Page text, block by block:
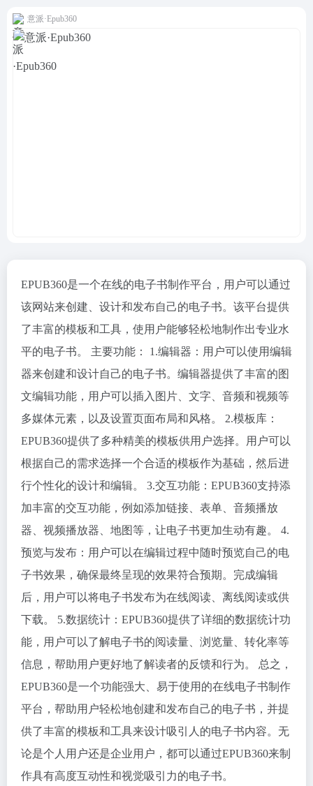
意派·Epub360
EPUB360是一个在线的电子书制作平台，用户可以通过
该网站来创建、设计和发布自己的电子书。该平台提供
了丰富的模板和工具，使用户能够轻松地制作出专业水
平的电子书。 主要功能： 1.编辑器：用户可以使用编辑
器来创建和设计自己的电子书。编辑器提供了丰富的图
文编辑功能，用户可以插入图片、文字、音频和视频等
多媒体元素，以及设置页面布局和风格。 2.模板库：
EPUB360提供了多种精美的模板供用户选择。用户可以
根据自己的需求选择一个合适的模板作为基础，然后进
行个性化的设计和编辑。 3.交互功能：EPUB360支持添
加丰富的交互功能，例如添加链接、表单、音频播放
器、视频播放器、地图等，让电子书更加生动有趣。 4.
预览与发布：用户可以在编辑过程中随时预览自己的电
子书效果，确保最终呈现的效果符合预期。完成编辑
后，用户可以将电子书发布为在线阅读、离线阅读或供
下载。 5.数据统计：EPUB360提供了详细的数据统计功
能，用户可以了解电子书的阅读量、浏览量、转化率等
信息，帮助用户更好地了解读者的反馈和行为。 总之，
EPUB360是一个功能强大、易于使用的在线电子书制作
平台，帮助用户轻松地创建和发布自己的电子书，并提
供了丰富的模板和工具来设计吸引人的电子书内容。无
论是个人用户还是企业用户，都可以通过EPUB360来制
作具有高度互动性和视觉吸引力的电子书。